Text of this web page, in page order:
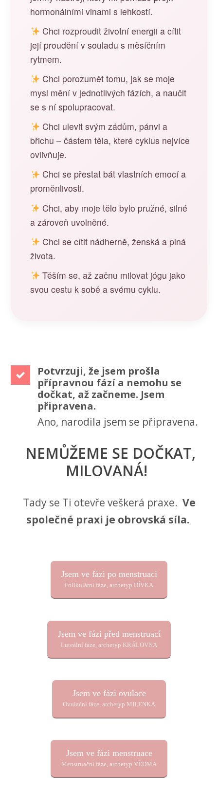
hormonálními vlnami s lehkostí.
Chci rozproudit životní energii a cítit
její proudění v souladu s měsíčním
rytmem.
Chci porozumět tomu, jak se moje
mysl mění v jednotlivých fázích, a naučit
se s ní spolupracovat.
Chci ulevit svým zádům, pánvi a
břichu – částem těla, které cyklus nejvíce
ovlivňuje.
Chci se přestat bát vlastních emocí a
proměnlivosti.
Chci, aby moje tělo bylo pružné, silné
a zároveň uvolněné.
Chci se cítit nádherně, ženská a plná
života.
Těším se, až začnu milovat jógu jako
svou cestu k sobě a svému cyklu.
Potvrzuji, že jsem prošla
přípravnou fází a nemohu se
dočkat, až začneme. Jsem
připravena.
Ano, narodila jsem se připravena.
NEMŮŽEME SE DOČKAT,
MILOVANÁ!
Tady se Ti otevře veškerá praxe. Ve
společné praxi je obrovská síla.
Jsem ve fázi po menstruaci
Folikulární fáze, archetyp DÍVKA
Jsem ve fázi před menstruací
Luteální fáze, archetyp KRÁLOVNA
Jsem ve fázi ovulace
Ovulační fáze, archetyp MILENKA
Jsem ve fázi menstruace
Menstruační fáze, archetyp VĚDMA